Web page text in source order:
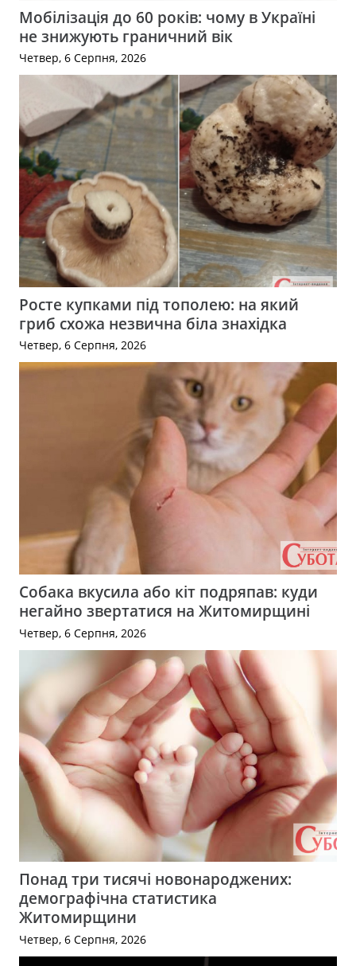
Мобілізація до 60 років: чому в Україні
не знижують граничний вік
Четвер, 6 Серпня, 2026
Росте купками під тополею: на який
гриб схожа незвична біла знахідка
Четвер, 6 Серпня, 2026
Собака вкусила або кіт подряпав: куди
негайно звертатися на Житомирщині
Четвер, 6 Серпня, 2026
Понад три тисячі новонароджених:
демографічна статистика
Житомирщини
Четвер, 6 Серпня, 2026